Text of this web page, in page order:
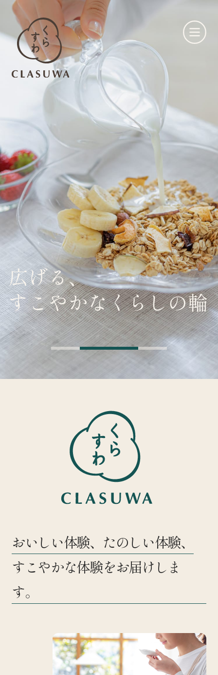
くらすわとは
お知らせ
店舗一覧
広げる、
すこやかなくらしの輪
おいしい体験、たのしい体験、
すこやかな体験をお届けしま
す。